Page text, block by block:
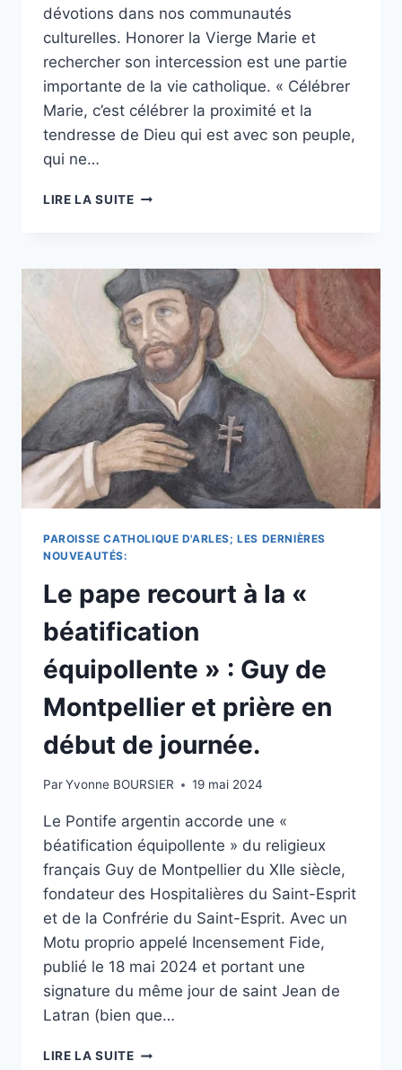
dévotions dans nos communautés
culturelles. Honorer la Vierge Marie et
rechercher son intercession est une partie
importante de la vie catholique. « Célébrer
Marie, c’est célébrer la proximité et la
tendresse de Dieu qui est avec son peuple,
qui ne…
LIRE LA SUITELES
MARIE
QUI
INSPIRENT
LA
DÉVOTION
PARMI
LES
CATHOLIQUES
DE
TOUTES
LES
CULTURES
ET
AU
PAROISSE CATHOLIQUE D'ARLES; LES DERNIÈRES
NOUVEAUTÉS:
Le pape recourt à la «
béatification
équipollente » : Guy de
Montpellier et prière en
début de journée.
ParYvonne BOURSIER 19 mai 2024
Le Pontife argentin accorde une «
béatification équipollente » du religieux
français Guy de Montpellier du XIIe siècle,
fondateur des Hospitalières du Saint-Esprit
et de la Confrérie du Saint-Esprit. Avec un
Motu proprio appelé Incensement Fide,
publié le 18 mai 2024 et portant une
signature du même jour de saint Jean de
Latran (bien que…
LIRE LA SUITELE